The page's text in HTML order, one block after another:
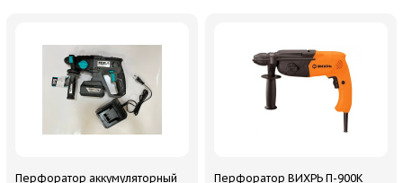
Перфоратор аккумуляторный Перфоратор ВИХРЬ П-900К